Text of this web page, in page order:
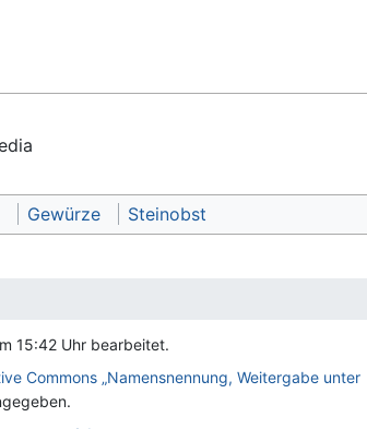
Gewürze Steinobst
15:42 Uhr bearbeitet.
Commons „Namensnennung, Weitergabe unter